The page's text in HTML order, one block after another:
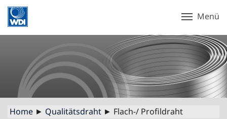
Menü
Home ► Qualitätsdraht ► Flach-/ Profildraht